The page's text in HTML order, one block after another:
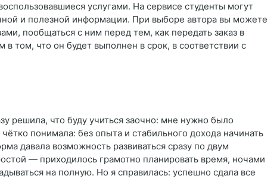
услугами. На сервисе студенты могут
и полезной информации. При выборе автора вы можете
пообщаться с ним перед тем, как передать заказ в
в том, что он будет выполнен в срок, в соответствии с
решила, что буду учиться заочно: мне нужно было
понимала: без опыта и стабильного дохода начинать
давала возможность развиваться сразу по двум
— приходилось грамотно планировать время, ночами
на полную. Но я справилась: успешно сдала все